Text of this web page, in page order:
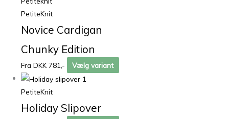
PetiteKnit
Novice Cardigan
Chunky Edition
Fra DKK 781,- Vælg variant
PetiteKnit
Holiday Slipover